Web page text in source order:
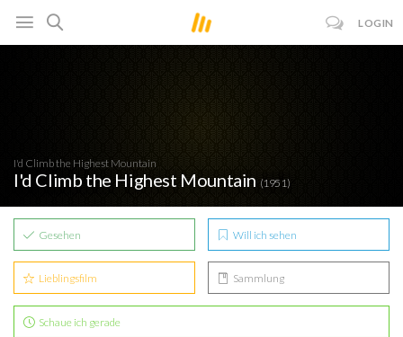
LOGIN
I'd Climb the Highest Mountain
I'd Climb the Highest Mountain (1951)
Gesehen Will ich sehen
Lieblingsfilm Sammlung
Schaue ich gerade